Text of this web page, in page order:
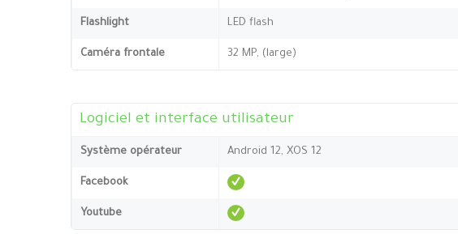
Flashlight LED flash
Caméra frontale 32 MP, (large)
Logiciel et interface utilisateur
Système opérateur Android 12, XOS 12
Facebook
Youtube